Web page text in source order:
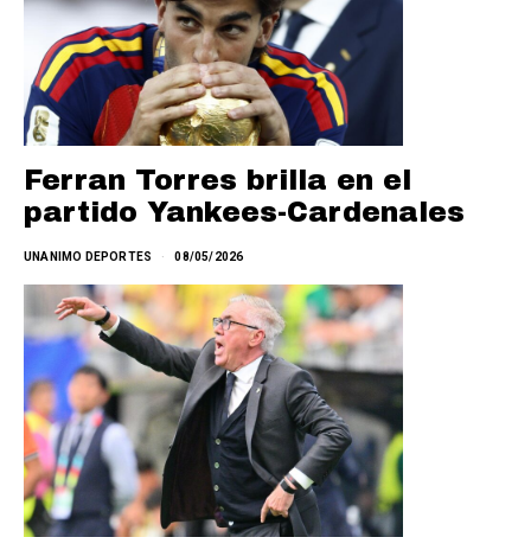
Ferran Torres brilla en el
partido Yankees-Cardenales
UNANIMO DEPORTES 08/05/2026